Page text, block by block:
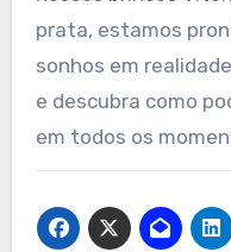
prata, estamos
sonhos em
e descubra como
em todos os